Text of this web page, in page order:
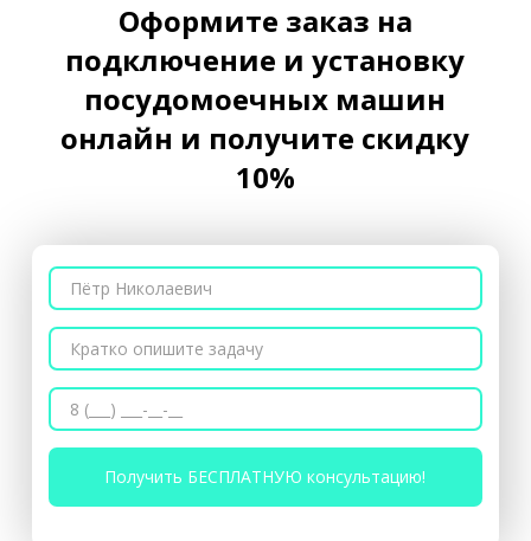
Оформите заказ на
подключение и установку
посудомоечных машин
онлайн и получите скидку
10%